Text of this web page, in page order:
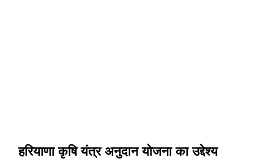
हरियाणा कृषि यंत्र अनुदान योजना का उद्देश्य